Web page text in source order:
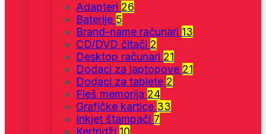
Adapteri 26
Baterije 5
Brand-name računari 13
CD/DVD čitači 2
Desktop računari 21
Dodaci za laptopove 21
Dodaci za tablete 2
Fleš memorija 24
Grafičke kartice 33
Inkjet štampači 7